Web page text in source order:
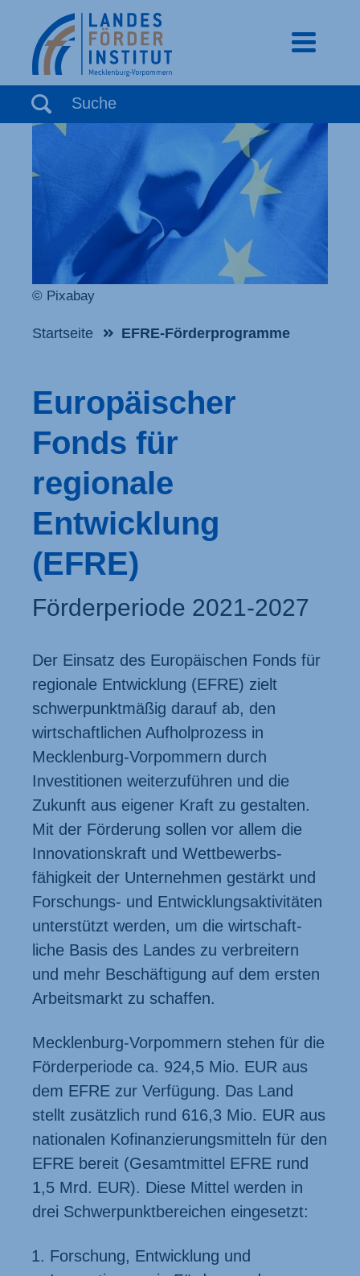
mobiles
Suchbegriff eingeben
Suche
© Pixabay
Startseite EFRE-Förderprogramme
Europäischer
Fonds für
regionale
Entwicklung
(EFRE)
Förderperiode 2021-2027
Der Einsatz des Europäischen Fonds für
regionale Entwicklung (EFRE) zielt
schwer­punkt­mäßig darauf ab, den
wirtschaft­lichen Aufhol­prozess in
Mecklenburg-Vorpommern durch
Investitionen weiter­zuführen und die
Zukunft aus eigener Kraft zu gestalten.
Mit der Förderung sollen vor allem die
Innovations­kraft und Wettbewerbs­
fähigkeit der Unternehmen gestärkt und
Forschungs- und Entwicklungs­aktivitäten
unterstützt werden, um die wirtschaft­
liche Basis des Landes zu verbreitern
und mehr Beschäftigung auf dem ersten
Arbeits­markt zu schaffen.
Mecklenburg-Vorpommern stehen für die
Förder­periode ca. 924,5 Mio. EUR aus
dem EFRE zur Verfügung. Das Land
stellt zusätzlich rund 616,3 Mio. EUR aus
nationalen Kofinanzierungsmitteln für den
EFRE bereit (Gesamtmittel EFRE rund
1,5 Mrd. EUR). Diese Mittel werden in
drei Schwerpunktbereichen eingesetzt:
Forschung, Entwicklung und